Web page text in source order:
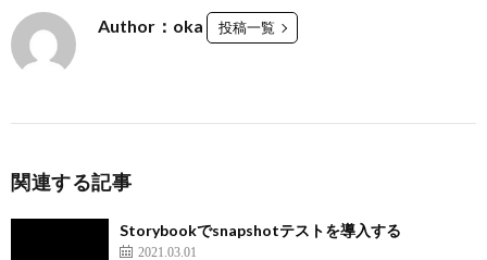
Author：oka 投稿一覧
関連する記事
Storybookでsnapshotテストを導入する
2021.03.01